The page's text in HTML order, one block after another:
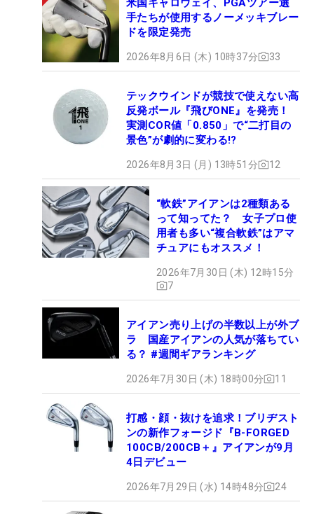
米国キャロウェイ、PGAツアー選
手たちが使用するノーメッキブレー
ドを限定発売
2026年8月6日 (木) 10時37分 33
テックウインドが競技で使えない高
反発ボール『飛びONE』を発売！
実測COR値「0.850」で“二打目の
景色”が劇的に変わる!?
2026年8月3日 (月) 13時51分 12
“軟鉄”アイアンは2種類ある
って知ってた？ 女子プロ使
用者も多い“複合軟鉄”はアマ
チュアにもオススメ！
2026年7月30日 (木) 12時15分
7
アイアン売り上げの半数以上が外ブ
ラ 国産アイアンの人気が落ちてい
る？ #週間ギアランキング
2026年7月30日 (木) 18時00分 11
打感・顔・抜けを追求！ブリヂスト
ンの新作フォージド『B-FORGED
100CB/200CB＋』アイアンが9月
4日デビュー
2026年7月29日 (水) 14時48分 24